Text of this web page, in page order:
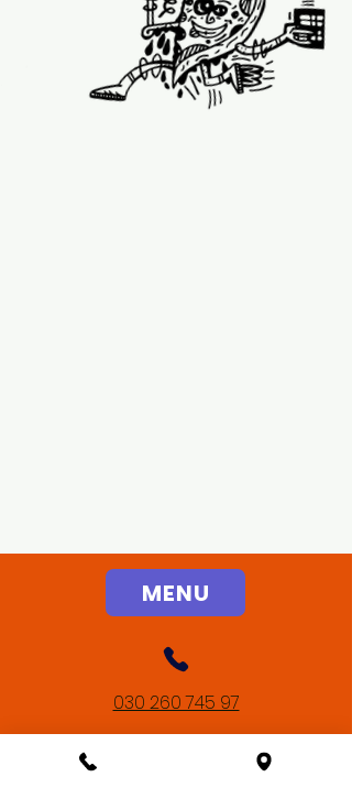
MENU
030 260 745 97